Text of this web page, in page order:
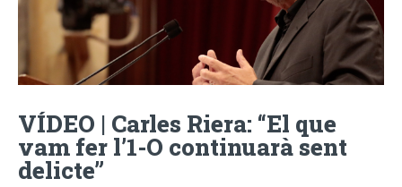
VÍDEO | Carles Riera: “El que
vam fer l’1-O continuarà sent
delicte”